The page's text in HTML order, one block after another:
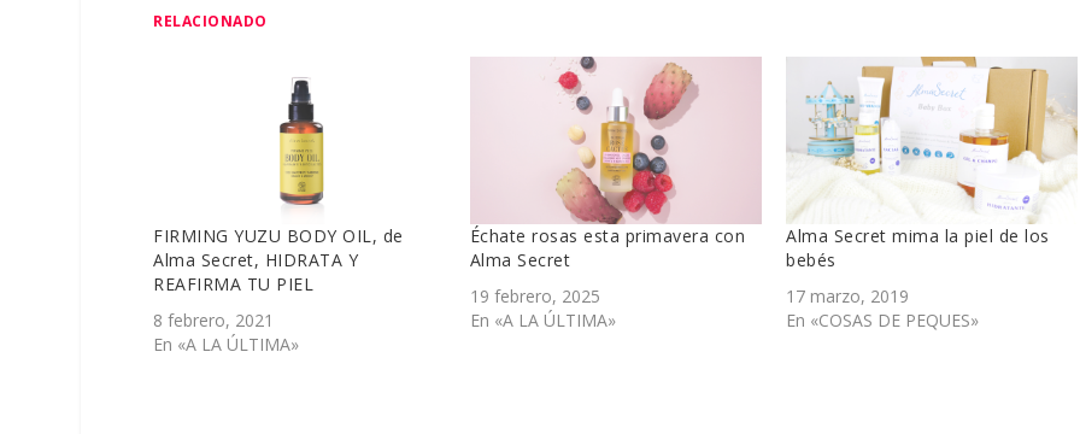
RELACIONADO
FIRMING YUZU BODY OIL, de
Alma Secret, HIDRATA Y
REAFIRMA TU PIEL
8 febrero, 2021
En «A LA ÚLTIMA»
Échate rosas esta primavera con
Alma Secret
19 febrero, 2025
En «A LA ÚLTIMA»
Alma Secret mima la piel de los
bebés
17 marzo, 2019
En «COSAS DE PEQUES»